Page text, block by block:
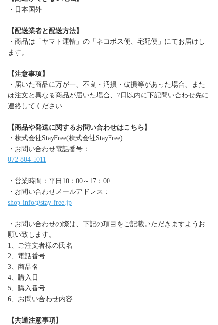
・日本国外
【配送業者と配送方法】
・商品は「ヤマト運輸」の「ネコポス便、宅配便」にてお届けし
ます。
【注意事項】
・届いた商品に万が一、不良・汚損・破損等があった場合、また
は注文と異なる商品が届いた場合、7日以内に下記問い合わせ先に
連絡してください
【商品や発送に関するお問い合わせはこちら】
・株式会社StayFree(株式会社StayFree)
・お問い合わせ電話番号：
072-804-5011
・営業時間：平日10：00～17：00
・お問い合わせメールアドレス：
shop-info@stay-free.jp
・お問い合わせの際は、下記の項目をご記載いただきますようお
願い致します。
1、ご注文者様の氏名
2、電話番号
3、商品名
4、購入日
5、購入番号
6、お問い合わせ内容
【共通注意事項】